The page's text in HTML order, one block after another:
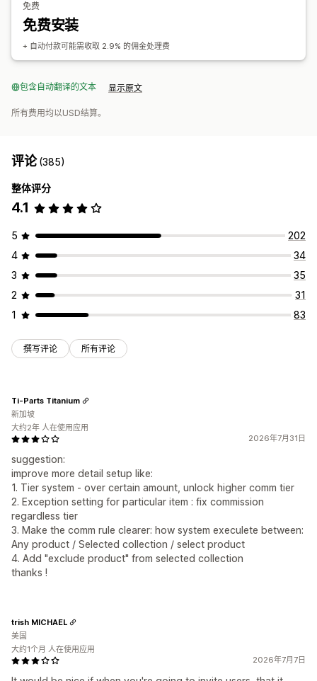
支付
免费
免费安装
+ 自动付款可能需收取 2.9% 的佣金处理费
包含自动翻译的文本 显示原文
所有费用均以USD结算。
评论(385)
整体评分
4.1
5
202
4
34
3
35
2
31
1
83
撰写评论 所有评论
2026年7月31日
suggestion:
improve more detail setup like:
1. Tier system - over certain amount, unlock higher comm tier
2. Exception setting for particular item : fix commission
regardless tier
3. Make the comm rule clearer: how system execulete between:
Any product / Selected collection / select product
4. Add "exclude product" from selected collection
thanks !
Ti-Parts Titanium
新加坡
大约2年 人在使用应用
2026年7月7日
trish MICHAEL
美国
大约1个月 人在使用应用